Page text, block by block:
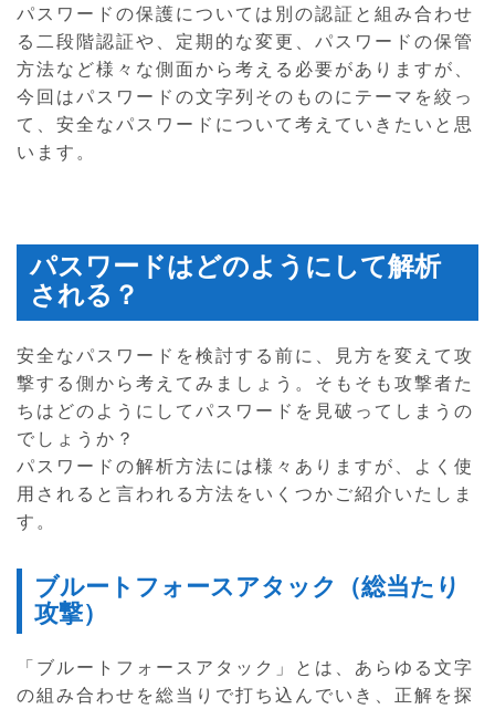
パスワードの保護については別の認証と組み合わせ
る二段階認証や、定期的な変更、パスワードの保管
方法など様々な側面から考える必要がありますが、
今回はパスワードの文字列そのものにテーマを絞っ
て、安全なパスワードについて考えていきたいと思
います。
パスワードはどのようにして解析
される？
安全なパスワードを検討する前に、見方を変えて攻
撃する側から考えてみましょう。そもそも攻撃者た
ちはどのようにしてパスワードを見破ってしまうの
でしょうか？
パスワードの解析方法には様々ありますが、よく使
用されると言われる方法をいくつかご紹介いたしま
す。
ブルートフォースアタック（総当たり
攻撃）
「ブルートフォースアタック」とは、あらゆる文字
の組み合わせを総当りで打ち込んでいき、正解を探